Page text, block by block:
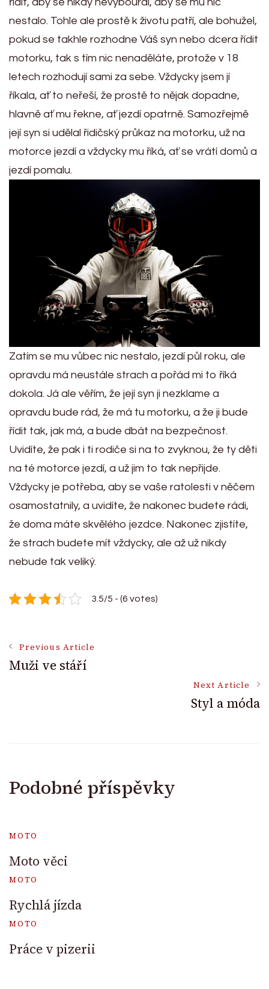
nestalo. Tohle ale prostě k životu patří, ale bohužel,
pokud se takhle rozhodne Váš syn nebo dcera řídit
motorku, tak s tím nic nenaděláte, protože v 18
letech rozhodují sami za sebe. Vždycky jsem jí
říkala, ať to neřeší, že prostě to nějak dopadne,
hlavně ať mu řekne, ať jezdí opatrně. Samozřejmě
její syn si udělal řidičský průkaz na motorku, už na
motorce jezdí a vždycky mu říká, ať se vrátí domů a
jezdí pomalu.
Zatím se mu vůbec nic nestalo, jezdí půl roku, ale
opravdu má neustále strach a pořád mi to říká
dokola. Já ale věřím, že její syn ji nezklame a
opravdu bude rád, že má tu motorku, a že ji bude
řídit tak, jak má, a bude dbát na bezpečnost.
Uvidíte, že pak i ti rodiče si na to zvyknou, že ty děti
na té motorce jezdí, a už jim to tak nepřijde.
Vždycky je potřeba, aby se vaše ratolesti v něčem
osamostatnily, a uvidíte, že nakonec budete rádi,
že doma máte skvělého jezdce. Nakonec zjistíte,
že strach budete mít vždycky, ale až už nikdy
nebude tak veliký.
3.5/5 - (6 votes)
Post
Previous Article
Muži ve stáří
Next Article
Styl a móda
Podobné příspěvky
MOTO
Moto věci
MOTO
Rychlá jízda
MOTO
Práce v pizerii